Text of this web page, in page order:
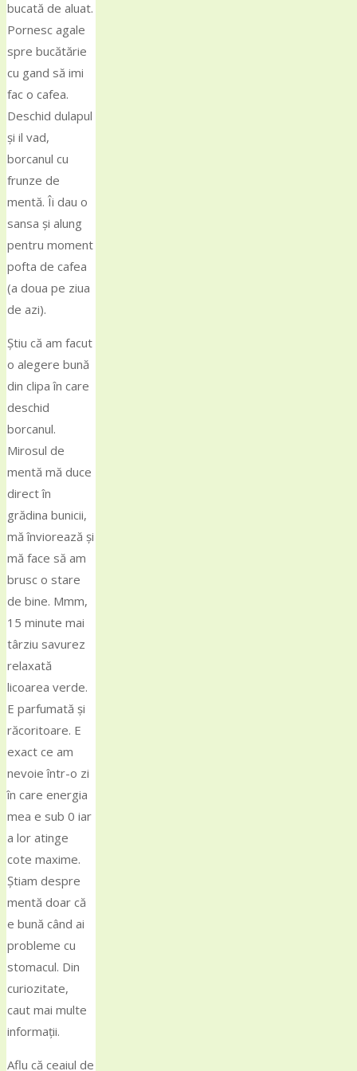
bucată de aluat.
Pornesc agale
spre bucătărie
cu gand să imi
fac o cafea.
Deschid dulapul
și il vad,
borcanul cu
frunze de
mentă. Îi dau o
sansa și alung
pentru moment
pofta de cafea
(a doua pe ziua
de azi).
Știu că am facut
o alegere bună
din clipa în care
deschid
borcanul.
Mirosul de
mentă mă duce
direct în
grădina bunicii,
mă înviorează și
mă face să am
brusc o stare
de bine. Mmm,
15 minute mai
târziu savurez
relaxată
licoarea verde.
E parfumată și
răcoritoare. E
exact ce am
nevoie într-o zi
în care energia
mea e sub 0 iar
a lor atinge
cote maxime.
Știam despre
mentă doar că
e bună când ai
probleme cu
stomacul. Din
curiozitate,
caut mai multe
informații.
Aflu că ceaiul de